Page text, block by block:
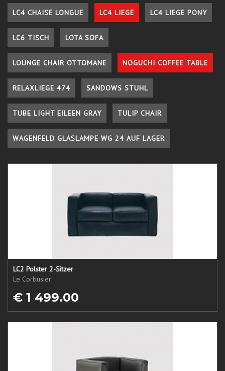
LC4 CHAISE LONGUE LC4 LIEGE LC4 LIEGE PONY
LC6 TISCH LOTA SOFA
LOUNGE CHAIR OTTOMANE NOGUCHI COFFEE TABLE
RELAXLIEGE 474 SANDOWS STUHL
TUBE LIGHT EILEEN GRAY TULIP CHAIR
WAGENFELD GLASLAMPE WG 24 AUF LAGER
LC2 Polster 2-Sitzer
Le Corbusier
€ 1 499.00